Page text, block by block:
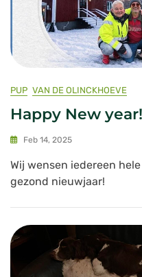
PUP VAN DE OLINCKHOEVE
Happy New year!
Feb 14, 2025
Wij wensen iedereen
gezond nieuwjaar!